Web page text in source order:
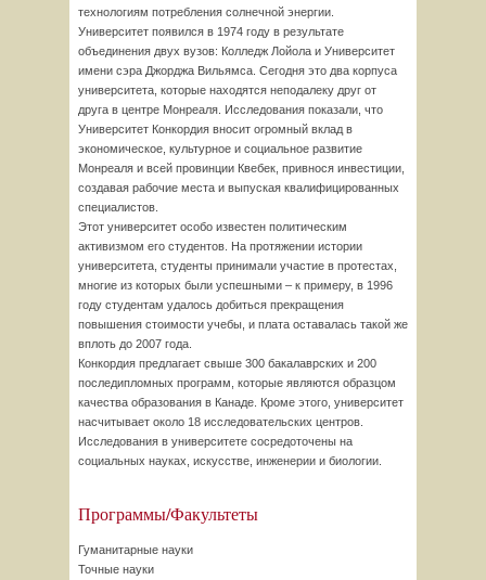
технологиям потребления солнечной энергии.
Университет появился в 1974 году в результате
объединения двух вузов: Колледж Лойола и Университет
имени сэра Джорджа Вильямса. Сегодня это два корпуса
университета, которые находятся неподалеку друг от
друга в центре Монреаля. Исследования показали, что
Университет Конкордия вносит огромный вклад в
экономическое, культурное и социальное развитие
Монреаля и всей провинции Квебек, привнося инвестиции,
создавая рабочие места и выпуская квалифицированных
специалистов.
Этот университет особо известен политическим
активизмом его студентов. На протяжении истории
университета, студенты принимали участие в протестах,
многие из которых были успешными – к примеру, в 1996
году студентам удалось добиться прекращения
повышения стоимости учебы, и плата оставалась такой же
вплоть до 2007 года.
Конкордия предлагает свыше 300 бакалаврских и 200
последипломных программ, которые являются образцом
качества образования в Канаде. Кроме этого, университет
насчитывает около 18 исследовательских центров.
Исследования в университете сосредоточены на
социальных науках, искусстве, инженерии и биологии.
Программы/Факультеты
Гуманитарные науки
Точные науки